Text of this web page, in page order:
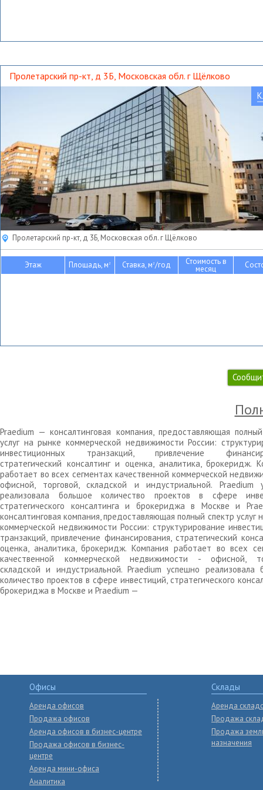
Пролетарский пр-кт, д 3Б, Московская обл. г Щёлково
Пролетарский пр-кт, д 3Б, Московская обл. г Щёлково
Этаж Площадь, м2 Ставка, м2/год Стоимость в
месяц
Praedium — консалтинговая компания, предоставляющая
услуг на рынке коммерческой недвижимости России:
инвестиционных транзакций, привлечение
стратегический консалтинг и оценка, аналитика, брокеридж.
работает во всех сегментах качественной коммерческой
офисной, торговой, складской и индустриальной. Praedium
реализовала большое количество проектов в сфере
стратегического консалтинга и брокериджа в Москве и
консалтинговая компания, предоставляющая полный спектр услуг
коммерческой недвижимости России: структурирование
транзакций, привлечение финансирования, стратегический
оценка, аналитика, брокеридж. Компания работает во всех
качественной коммерческой недвижимости - офисной,
складской и индустриальной. Praedium успешно реализовала
количество проектов в сфере инвестиций, стратегического
брокериджа в Москве и Praedium —
Офисы
Аренда офисов
Продажа офисов
Аренда офисов в бизнес-центре
Продажа офисов в бизнес-
центре
Аренда мини-офиса
Аналитика
Склады
Аренда
Продажа
Продажа
назначения